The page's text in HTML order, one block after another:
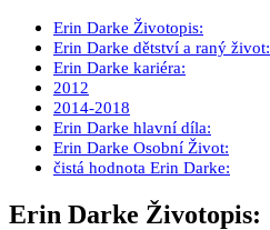
Erin Darke Životopis:
Erin Darke dětství a raný život:
Erin Darke kariéra:
2012
2014-2018
Erin Darke hlavní díla:
Erin Darke Osobní Život:
čistá hodnota Erin Darke:
Erin Darke Životopis: